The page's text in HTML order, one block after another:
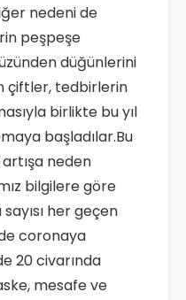
nedeni de
peşpeşe
düğünlerini
çiftler, tedbirlerin
birlikte bu yıl
başladılar.Bu
neden
bilgilere göre
her geçen
coronaya
20 civarında
mesafe ve